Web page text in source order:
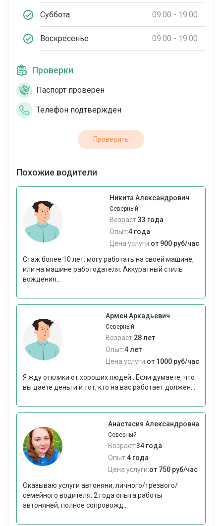
Суббота 09:00 - 19:00
Воскресенье 09:00 - 19:00
Проверки
Паспорт проверен
Телефон подтвержден
Проверить
Похожие водители
Никита Александрович
Северный
Возраст:33 года
Опыт:4 года
Цена услуги:от 900 руб/час
Стаж более 10 лет, могу работать на своей машине,
или на машине работодателя. Аккуратный стиль
вождения...
Армен Аркадьевич
Северный
Возраст:28 лет
Опыт:4 лет
Цена услуги:от 1000 руб/час
Я жду отклики от хороших людей.. Если думаете, что
вы даете деньги и тот, кто на вас работает должен...
Анастасия Александровна
Северный
Возраст:34 года
Опыт:4 года
Цена услуги:от 750 руб/час
Оказываю услуги автоняни, личного/трезвого/
семейного водителя, 2 года опыта работы
автоняней, полное сопровожд...